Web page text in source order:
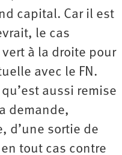
capital. Car il est
le cas
à la droite pour
avec le FN.
aussi remise
demande,
d’une sortie de
tout cas contre